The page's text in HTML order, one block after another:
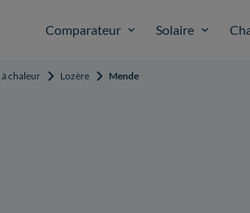
Comparateur Solaire
à chaleur Lozère Mende